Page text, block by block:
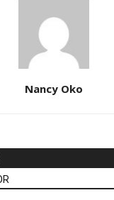
Nancy Oko